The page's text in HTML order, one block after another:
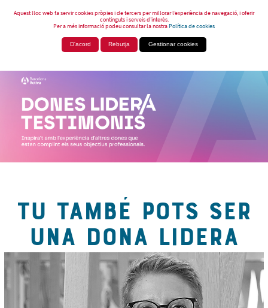
Aquest lloc web fa servir cookies pròpies i de tercers per millorar l’experiència de navegació, i oferir
continguts i serveis d’interès.
Per a més informació podeu consultar la nostraPolítica de cookies
D'acord Rebutja Gestionar cookies
TU TAMBÉ POTS SER
UNA DONA LIDERA